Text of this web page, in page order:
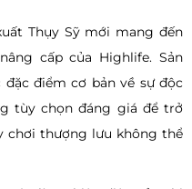
Thụy Sỹ mới mang đến
cấp của Highlife. Sản
điểm cơ bản về sự độc
tùy chọn đáng giá để trở
chơi thượng lưu không thể